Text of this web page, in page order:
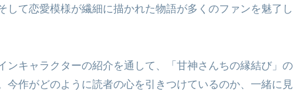
して恋愛模様が繊細に描かれた物語が多くのファンを魅了し
ンキャラクターの紹介を通して、「甘神さんちの縁結び」の
今作がどのように読者の心を引きつけているのか、一緒に見